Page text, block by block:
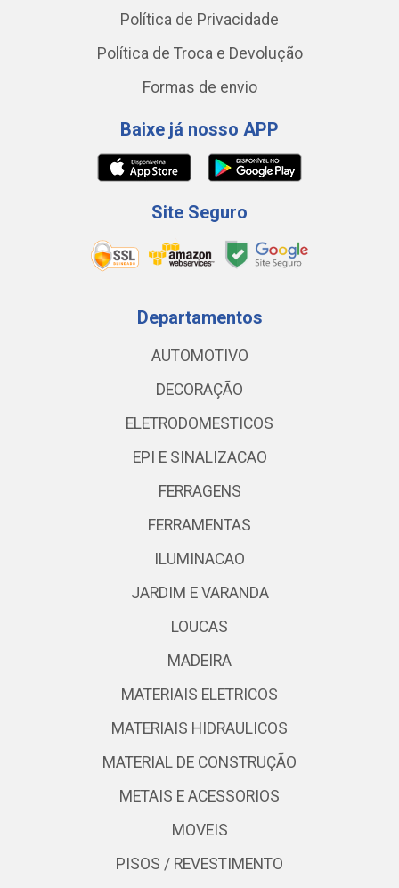
Política de Privacidade
Política de Troca e Devolução
Formas de envio
Baixe já nosso APP
Site Seguro
Departamentos
AUTOMOTIVO
DECORAÇÃO
ELETRODOMESTICOS
EPI E SINALIZACAO
FERRAGENS
FERRAMENTAS
ILUMINACAO
JARDIM E VARANDA
LOUCAS
MADEIRA
MATERIAIS ELETRICOS
MATERIAIS HIDRAULICOS
MATERIAL DE CONSTRUÇÃO
METAIS E ACESSORIOS
MOVEIS
PISOS / REVESTIMENTO